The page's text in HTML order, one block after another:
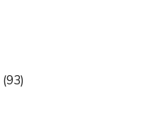
(93)